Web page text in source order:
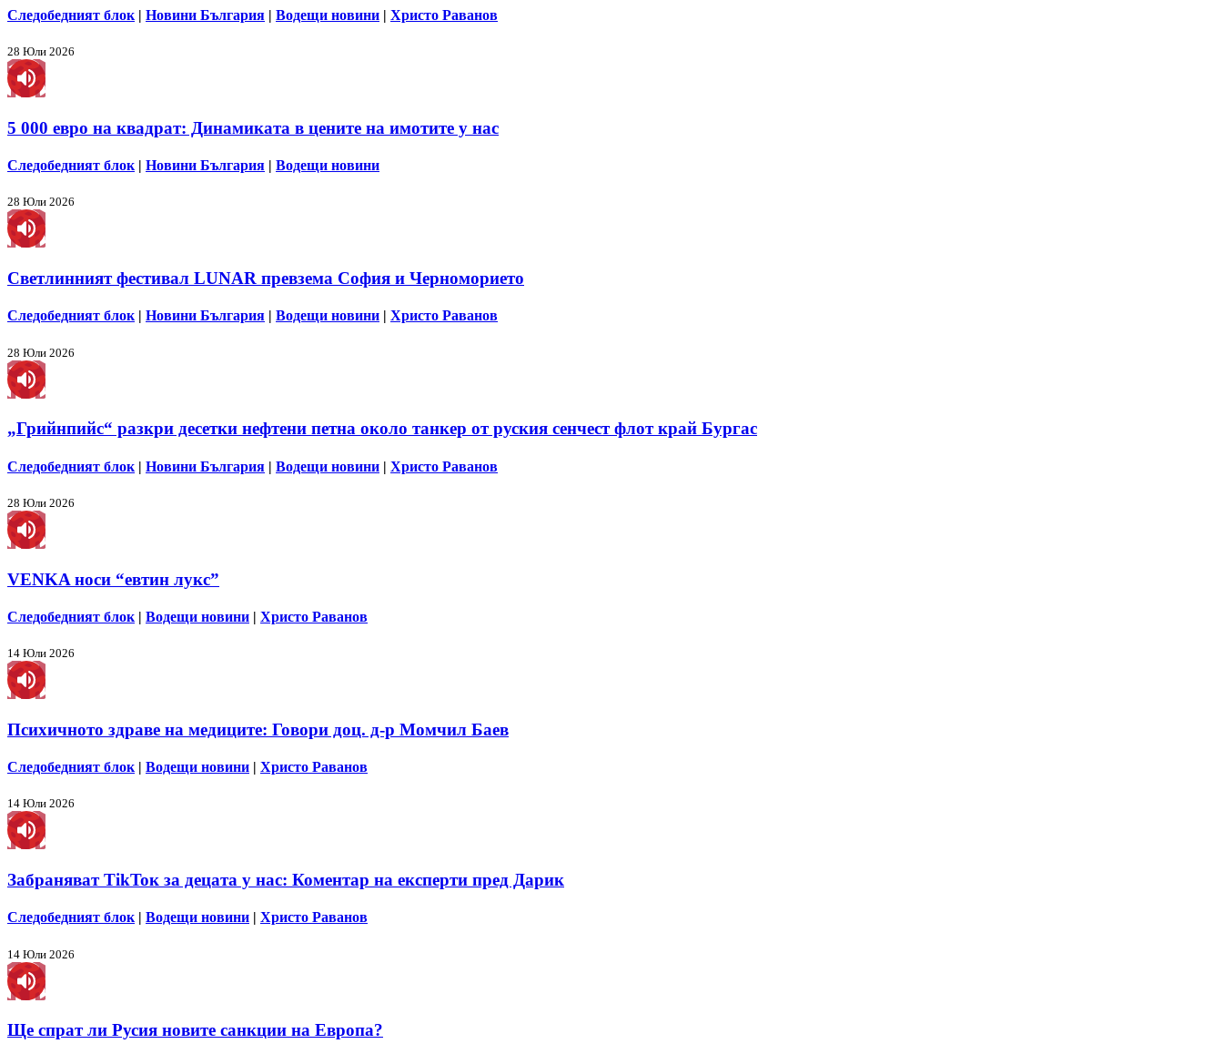
Следобедният блок | Новини България | Водещи новини | Христо Раванов
28 Юли 2026
5 000 евро на квадрат: Динамиката в цените на имотите у нас
Следобедният блок | Новини България | Водещи новини
28 Юли 2026
Светлинният фестивал LUNAR превзема София и Черноморието
Следобедният блок| Новини България | Водещи новини | Христо Раванов
28 Юли 2026
„Грийнпийс“ разкри десетки нефтени петна около танкер от руския сенчест флот край Бургас
Следобедният блок | Новини България | Водещи новини | Христо Раванов
28 Юли 2026
VENKA носи “евтин лукс”
Следобедният блок | Водещи новини | Христо Раванов
14 Юли 2026
Психичното здраве на медиците: Говори доц. д-р Момчил Баев
Следобедният блок | Водещи новини | Христо Раванов
14 Юли 2026
Забраняват TikToк за децата у нас: Коментар на експерти пред Дарик
Следобедният блок| Водещи новини | Христо Раванов
14 Юли 2026
Ще спрат ли Русия новите санкции на Европа?